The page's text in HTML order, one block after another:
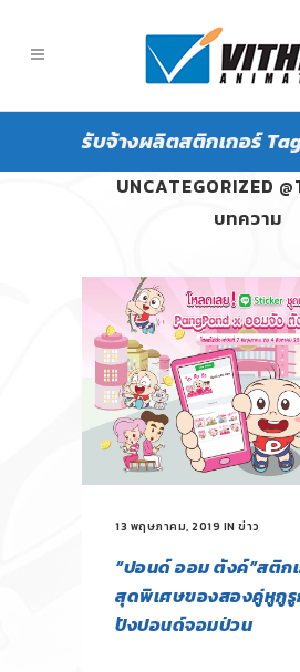
รับจ้างผลิตสติกเกอร์
ALL
UNCATEGORIZED
บทความ
13 พฤษภาคม, 2019 IN ข่าว
“ปอนด์ ออม ตังค์”สติก
สุดพิเศษของสองคู่หูกูรู
ปังปอนด์จอมป่วน